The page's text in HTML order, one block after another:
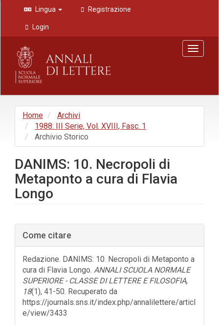
Navigazione
principale
Contenuto
principale
Barra
laterale
Lingua Registrazione
Login
Toggle
Home
Archivi
1988: III Serie, Vol. XVIII, Fasc. 1
Archivio Storico
DANIMS: 10. Necropoli di
Metaponto a cura di Flavia
Longo
Barra
laterale
dell'articolo
Come citare
Redazione. DANIMS: 10. Necropoli di Metaponto a
cura di Flavia Longo. ANNALI SCUOLA NORMALE
SUPERIORE - CLASSE DI LETTERE E FILOSOFIA,
18(1), 41-50. Recuperato da
https://journals.sns.it/index.php/annalilettere/articl
e/view/3433